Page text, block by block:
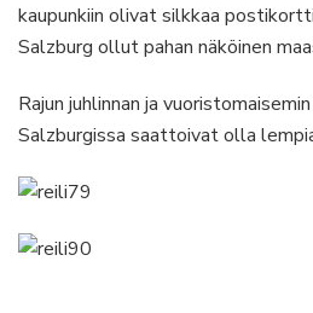
kaupunkiin olivat silkkaa
Salzburg ollut pahan näköinen
Rajun juhlinnan ja
Salzburgissa saattoivat olla